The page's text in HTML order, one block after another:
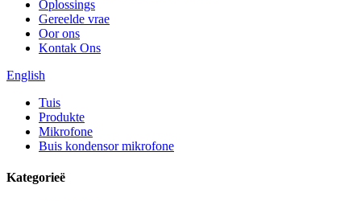
Oplossings
Gereelde vrae
Oor ons
Kontak Ons
English
Tuis
Produkte
Mikrofone
Buis kondensor mikrofone
Kategorieë